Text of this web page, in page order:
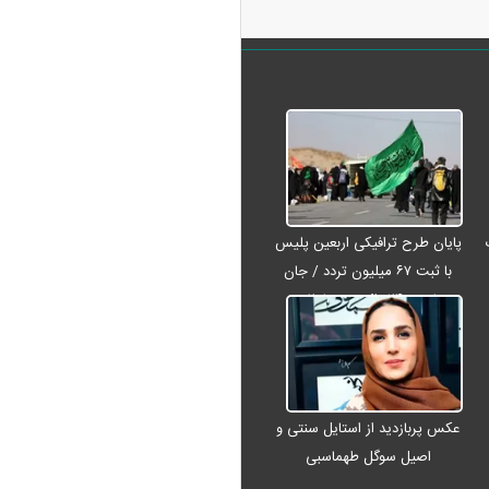
پایان طرح ترافیکی اربعین پلیس
با ثبت ۶۷ میلیون تردد / جان
باختن ۲۴ زائر در تصادفات
اربعینی
عکس پربازدید از استایل سنتی و
اصیل سوگل طهماسبی